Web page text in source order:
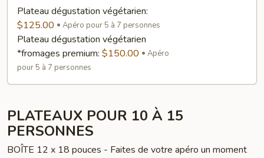
Plateau dégustation végétarien:
$125.00
Apéro pour 5 à 7 personnes
Plateau dégustation végétarien
*fromages premium: $150.00
Apéro
pour 5 à 7 personnes
PLATEAUX POUR 10 À 15
PERSONNES
BOÎTE 12 x 18 pouces - Faites de votre apéro un moment